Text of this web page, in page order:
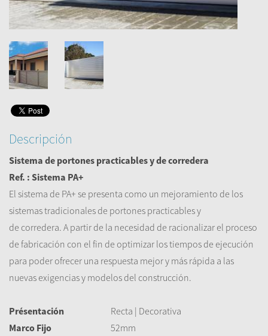
Descripción
Sistema de portones practicables y de corredera
Ref. : Sistema PA+
El sistema de PA+ se presenta como un mejoramiento de los
sistemas tradicionales de portones practicables y
de corredera. A partir de la necesidad de racionalizar el proceso
de fabricación con el fin de optimizar los tiempos de ejecución
para poder ofrecer una respuesta mejor y más rápida a las
nuevas exigencias y modelos del construcción.
Présentación
Recta | Decorativa
Marco Fijo
52mm